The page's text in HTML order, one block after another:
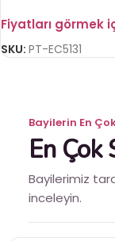
Fiyatları görmek
SKU: PT-EC5131
Bayilerin En
En
Bayilerimiz
inceleyin.